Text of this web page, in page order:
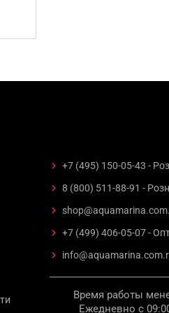
+7 (495) 150-05-43 -
8 (800) 511-88-91 -
+7 (499) 406-05-07 -
Время работы
Ежедневно с